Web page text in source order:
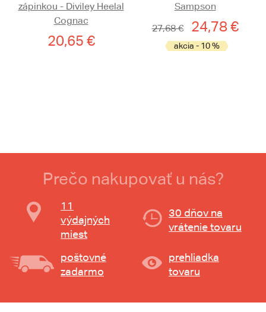
zápinkou - Diviley Heelal
Cognac
20,65 €
Sampson
27,68 €
24,78 €
akcia - 10 %
Prečo nakupovať u nás?
11
výdajných
miest
30 dňov na
vrátenie tovaru
poštovné
zadarmo
prehliadka
tovaru